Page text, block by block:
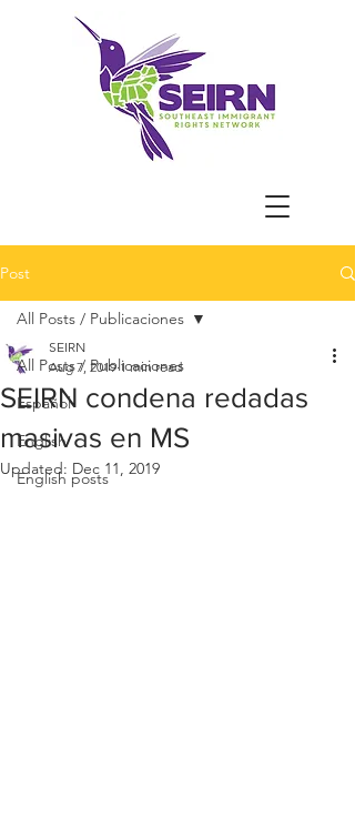
Post
All Posts / Publicaciones
Español
English
English posts
All Posts / Publicaciones
SEIRN condena redadas
masivas en MS
SEIRN
Aug 7, 2019 1 min read
Updated: Dec 11, 2019